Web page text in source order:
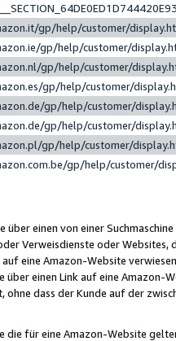
gp/help/customer/
gp/help/customer/
gp/help/customer/
gp/help/customer/
gp/help/customer/
gp/help/customer/
gp/help/customer/
gp/help/customer/
über einen von einer
Verweisdienste oder Websites,
eine Amazon-Website
über einen Link auf eine
dass der Kunde auf der
die für eine Amazon-Website